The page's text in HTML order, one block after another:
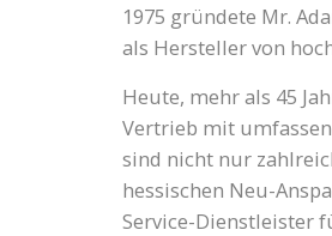
1975 gründete Mr.
als Hersteller von
Heute, mehr als 45
Vertrieb mit
sind nicht nur
hessischen Neu-
Service-Dienstleister